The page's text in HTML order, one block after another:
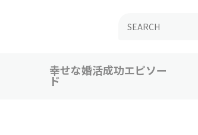
幸せな婚活成功エピソー
ド